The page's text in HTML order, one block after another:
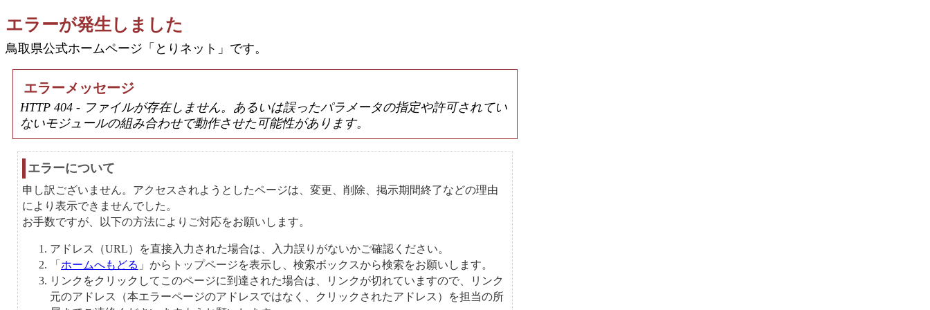
エラーが発生しました
鳥取県公式ホームページ「とりネット」です。
エラーメッセージ
HTTP 404 - ファイルが存在しません。あるいは誤ったパラメータの指定や許可されてい
ないモジュールの組み合わせで動作させた可能性があります。
エラーについて
申し訳ございません。アクセスされようとしたページは、変更、削除、掲示期間終了などの理由
により表示できませんでした。
お手数ですが、以下の方法によりご対応をお願いします。
アドレス（URL）を直接入力された場合は、入力誤りがないかご確認ください。
「 ホームへもどる 」からトップページを表示し、検索ボックスから検索をお願いします。
リンクをクリックしてこのページに到達された場合は、リンクが切れていますので、リンク
元のアドレス（本エラーページのアドレスではなく、クリックされたアドレス）を担当の所